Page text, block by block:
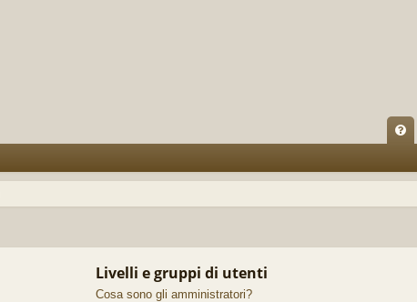
Q
Livelli e gruppi di utenti
Cosa sono gli amministratori?